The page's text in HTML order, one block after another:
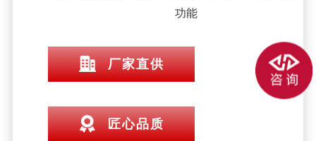
功能
厂家直供
匠心品质